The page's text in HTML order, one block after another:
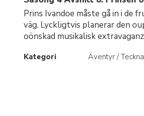
Prins Ivandoe måste gå in i
väg. Lyckligtvis planerar den
oönskad musikalisk
Kategori Äventyr /